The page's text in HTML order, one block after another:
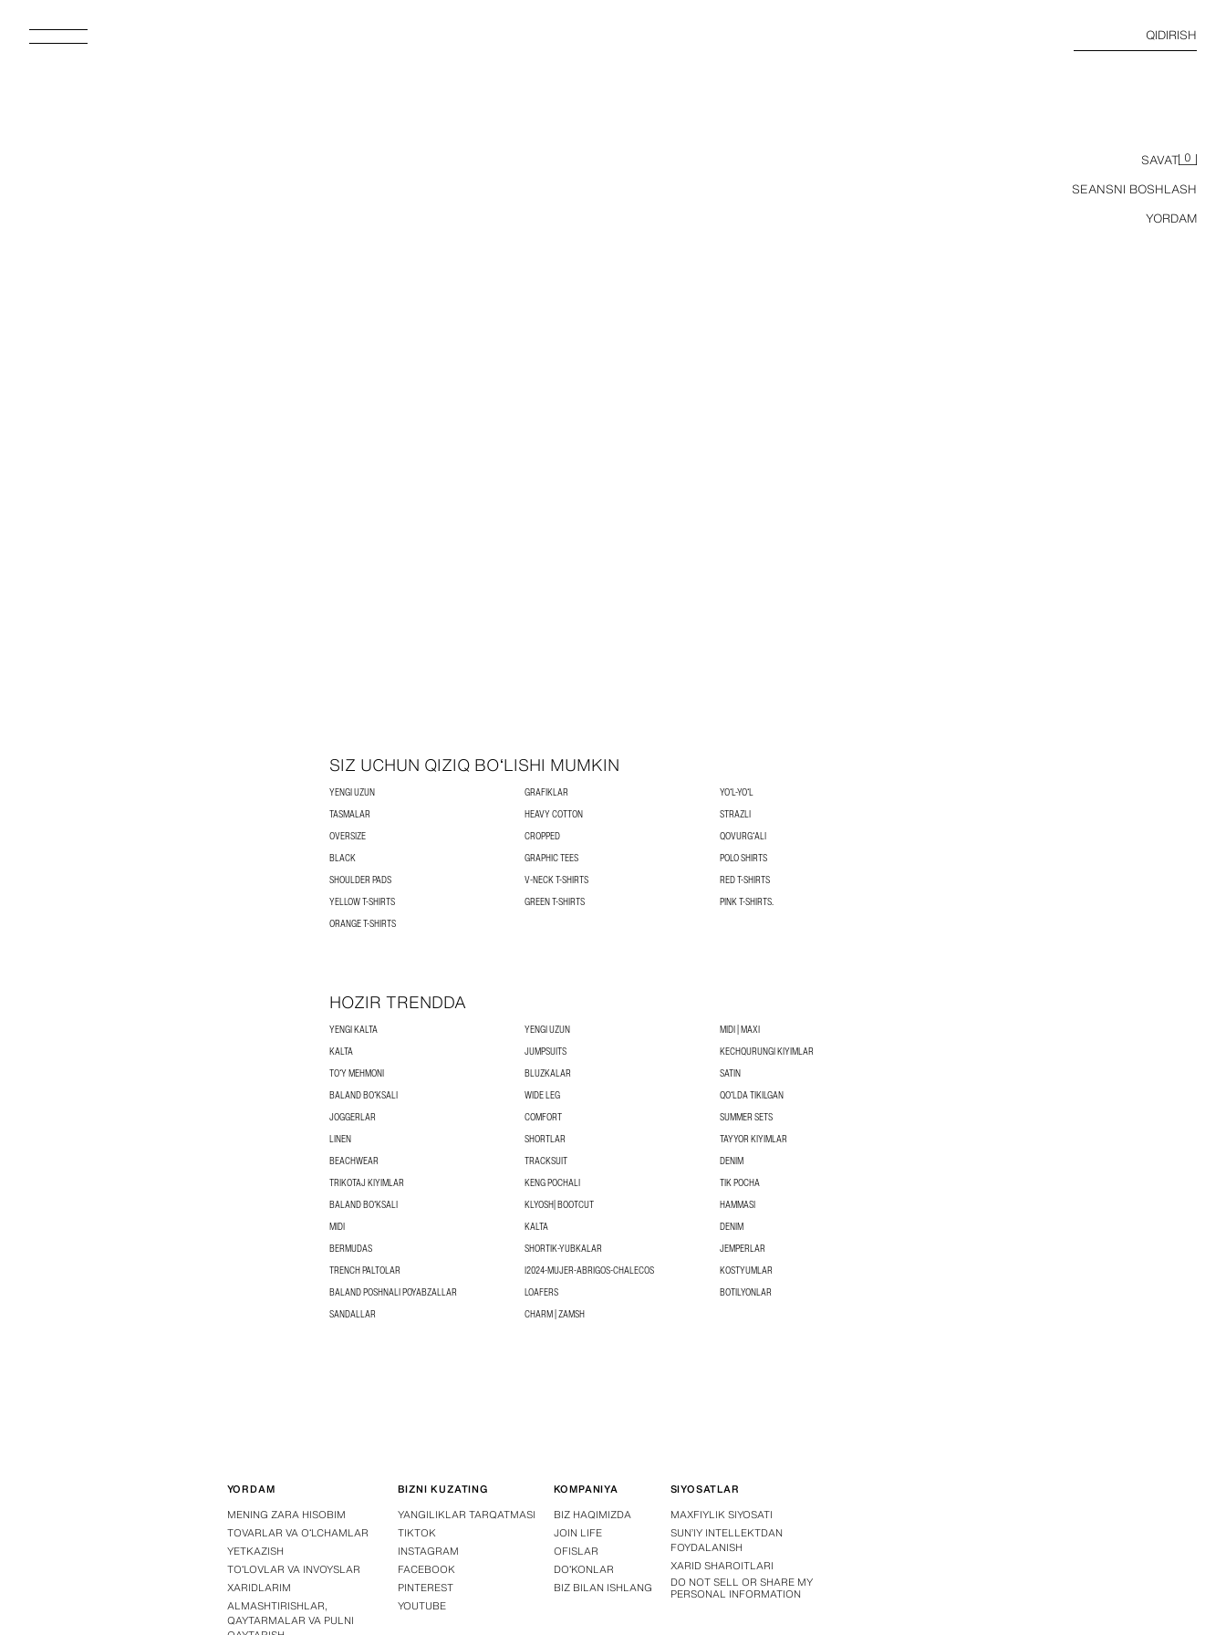
QIDIRISH
SAVAT 0
SEANSNI BOSHLASH
YORDAM
SIZ UCHUN QIZIQ BOʻLISHI MUMKIN
YENGI UZUN GRAFIKLAR
YOʻL-YOʻL
TASMALAR
HEAVY COTTON
STRAZLI
OVERSIZE
CROPPED
QOVURGʻALI
BLACK
GRAPHIC TEES
POLO SHIRTS
SHOULDER PADS
V-NECK T-SHIRTS
RED T-SHIRTS
YELLOW T-SHIRTS
GREEN T-SHIRTS
PINK T-SHIRTS.
ORANGE T-SHIRTS
HOZIR TRENDDA
YENGI KALTA YENGI UZUN
MIDI | MAXI
KALTA
JUMPSUITS
KECHQURUNGI KIYIMLAR
TOʻY MEHMONI
BLUZKALAR
SATIN
BALAND BOʻKSALI
WIDE LEG
QOʻLDA TIKILGAN
JOGGERLAR
COMFORT
SUMMER SETS
LINEN
SHORTLAR
TAYYOR KIYIMLAR
BEACHWEAR
TRACKSUIT
DENIM
TRIKOTAJ KIYIMLAR
KENG POCHALI
TIK POCHA
BALAND BOʻKSALI
KLYOSH| BOOTCUT
HAMMASI
MIDI
KALTA
DENIM
BERMUDAS
SHORTIK-YUBKALAR
JEMPERLAR
TRENCH PALTOLAR
I2024-MUJER-ABRIGOS-CHALECOS
KOSTYUMLAR
BALAND POSHNALI POYABZALLAR
LOAFERS
BOTILYONLAR
SANDALLAR
CHARM | ZAMSH
YORDAM
MENING ZARA HISOBIM
TOVARLAR VA OʻLCHAMLAR
YETKAZISH
TOʻLOVLAR VA INVOYSLAR
XARIDLARIM
ALMASHTIRISHLAR,
QAYTARMALAR VA PULNI
BIZNI KUZATING
YANGILIKLAR TARQATMASI
TIKTOK
INSTAGRAM
FACEBOOK
PINTEREST
YOUTUBE
KOMPANIYA
BIZ HAQIMIZDA
JOIN LIFE
OFISLAR
DOʻKONLAR
BIZ BILAN ISHLANG
SIYOSATLAR
MAXFIYLIK SIYOSATI
SUN’IY INTELLEKTDAN
FOYDALANISH
XARID SHAROITLARI
DO NOT SELL OR SHARE MY
PERSONAL INFORMATION